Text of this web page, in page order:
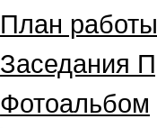
План
Заседания
Фотоальбом